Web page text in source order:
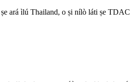
ará ìlú Thailand, o ṣi nílò láti ṣe TDAC